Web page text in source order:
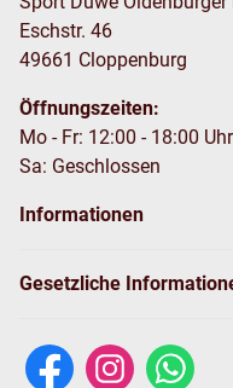
Eschstr. 46
49661 Cloppenburg
Öffnungszeiten:
Mo - Fr: 12:00 - 18:00 Uhr
Sa: Geschlossen
Informationen
Gesetzliche